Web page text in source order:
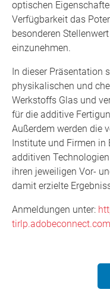
optischen
Verfügbarkeit das
besonderen
einzunehmen.
In dieser Präsentation
physikalischen und
Werkstoffs Glas und
für die additive
Außerdem werden die
Institute und Firmen in
additiven
ihren jeweiligen Vor-
damit erzielte
Anmeldungen unter: